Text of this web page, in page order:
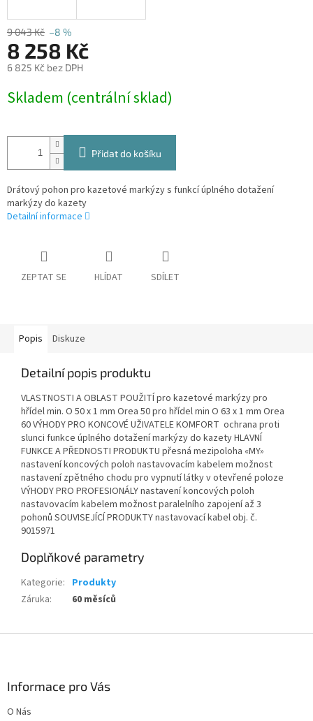
9 043 Kč –8 %
8 258 Kč
6 825 Kč bez DPH
cena:
Skladem (centrální sklad)
Přidat do košíku
Drátový pohon pro kazetové markýzy s funkcí úplného dotažení
markýzy do kazety
Detailní informace
ZEPTAT SE HLÍDAT SDÍLET
Popis Diskuze
Detailní popis produktu
VLASTNOSTI A OBLAST POUŽITÍ pro kazetové markýzy pro
hřídel min. O 50 x 1 mm Orea 50 pro hřídel min O 63 x 1 mm Orea
60 VÝHODY PRO KONCOVÉ UŽIVATELE KOMFORT ochrana proti
slunci funkce úplného dotažení markýzy do kazety HLAVNÍ
FUNKCE A PŘEDNOSTI PRODUKTU přesná mezipoloha «MY»
nastavení koncových poloh nastavovacím kabelem možnost
nastavení zpětného chodu pro vypnutí látky v otevřené poloze
VÝHODY PRO PROFESIONÁLY nastavení koncových poloh
nastavovacím kabelem možnost paralelního zapojení až 3
pohonů SOUVISEJÍCÍ PRODUKTY nastavovací kabel obj. č.
9015971
Doplňkové parametry
Kategorie: Produkty
Záruka: 60 měsíců
Informace pro Vás
O Nás